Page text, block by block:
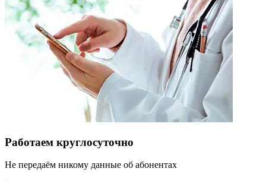
Работаем круглосуточно
Не передаём никому данные об абонентах